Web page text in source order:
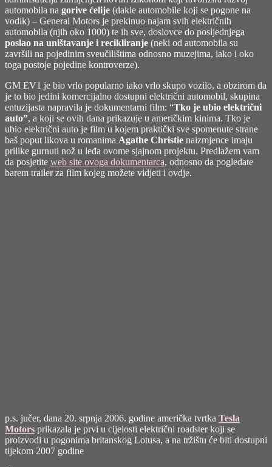
automobila na gorive ćelije (dakle automobile koji se pogone na
vodik) – General Motors je prekinuo najam svih električnih
automobila (njih oko 1000) te ih sve, doslovce do posljednjega
poslao na uništavanje i recikliranje (neki od automobila su
završili na pojedinim sveučilištima odnosno muzejima, iako i oko
toga postoje pojedine kontroverze).
GM EV1 je bio vrlo popularno iako vrlo skupo vozilo, a obzirom da
je to bio jedini komercijalno dostupni električni automobil, skupina
entuzijasta napravila je dokumentarni film: “Tko je ubio električni
auto”, a koji se ovih dana prikazuje u američkim kinima. Tko je
ubio električni auto je film u kojem praktički sve spomenute strane
baš poput likova u romanima Agathe Christie naizmjence imaju
prilike gurnuti nož u leđa ovome sjajnom projektu. Predlažem vam
da posjetite web site ovoga dokumentarca, odnosno da pogledate
barem trailer za film kojeg možete vidjeti i ovdje.
p.s. jučer, dana 20. srpnja 2006. godine američka tvrtka Tesla
Motors prikazala je prvi u cijelosti električni roadster koji se
proizvodi u pogonima britanskog Lotusa, a na tržištu će biti dostupni
tijekom 2007 godine